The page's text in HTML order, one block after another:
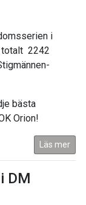
i
totalt 2242
bästa
Orion!
Läs mer
DM